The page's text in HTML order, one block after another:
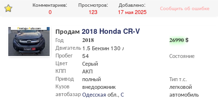
Комментариев:
0
Просмотров:
123
Добавлено:
17 мая 2025
Сообщить об ошибке
Продам 2018 Honda CR-V
26990$
Состояние
Тип т.с.
легковой
автомобиль
Год
Двигатель
Пробег
Цвет
КПП
Привод
Кузов
автобазар
2018
1.5 Бензин 130 л.с
54
Серый
АКП
полный
внедорожник
Одесская обл.,Одесса